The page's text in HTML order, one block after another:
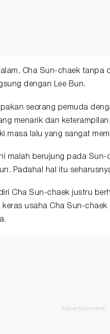
Cha Sun-chaek tanpa
dengan Lee Bun.
seorang pemuda
menarik dan
masa lalu yang sangat
malah berujung pada
Padahal hal itu
Cha Sun-chaek justru
keras usaha Cha Sun-